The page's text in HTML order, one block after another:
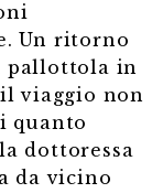
Un ritorno
pallottola in
viaggio non
quanto
dottoressa
da vicino